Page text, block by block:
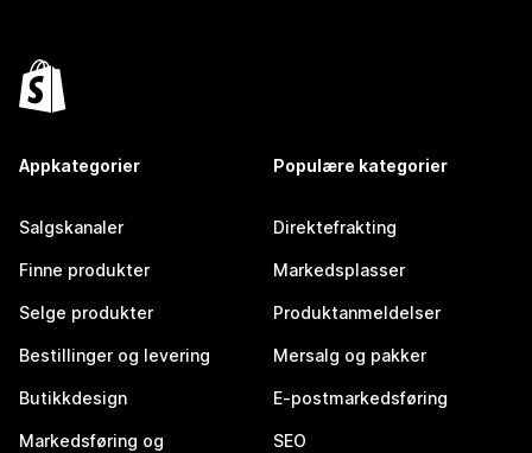
Appkategorier
Salgskanaler
Finne produkter
Selge produkter
Bestillinger og levering
Butikkdesign
Markedsføring og
Populære kategorier
Direktefrakting
Markedsplasser
Produktanmeldelser
Mersalg og pakker
E-postmarkedsføring
SEO